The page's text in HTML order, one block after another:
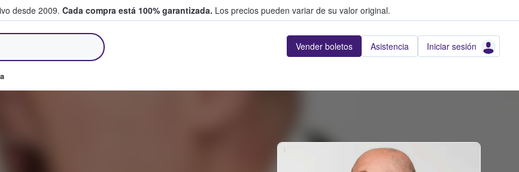
desde 2009. Cada compra está 100% garantizada. Los precios pueden variar de su valor original.
venden boletos Vender boletos Asistencia Iniciar sesión